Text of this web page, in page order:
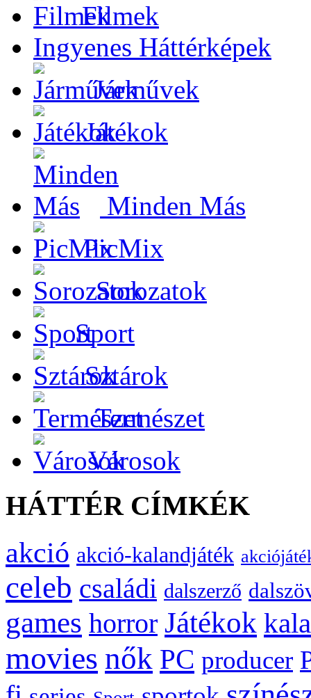
Filmek
Ingyenes Háttérképek
Járművek
Játékok
Minden Más
PicMix
Sorozatok
Sport
Sztárok
Természet
Városok
HÁTTÉR CÍMKÉK
akció akció-kalandjáték
celeb családi dalszerző
games horror Játékok
movies nők PC producer